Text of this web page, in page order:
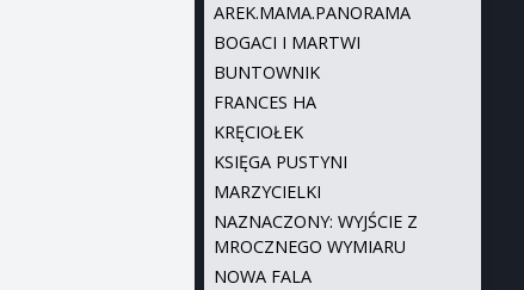
AREK.MAMA.PANORAMA
BOGACI I MARTWI
BUNTOWNIK
FRANCES HA
KRĘCIOŁEK
KSIĘGA PUSTYNI
MARZYCIELKI
NAZNACZONY: WYJŚCIE Z
MROCZNEGO WYMIARU
NOWA FALA